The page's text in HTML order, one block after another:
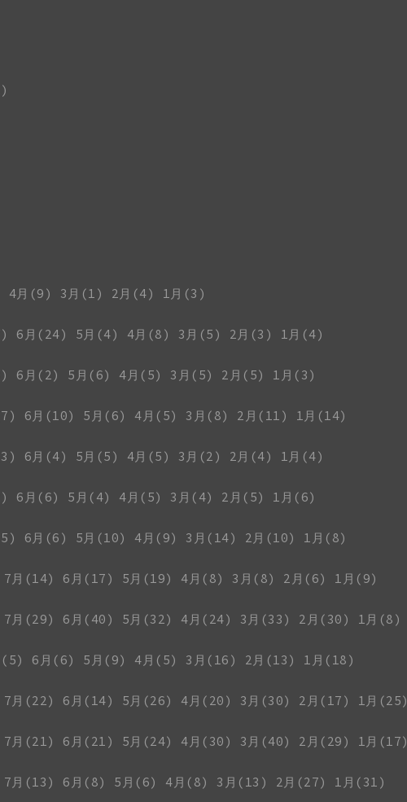
4月(9) 3月(1) 2月(4)
1月(3)
6月(24) 5月(4) 4月(8) 3月(5) 2月(3)
1月(4)
6月(2) 5月(6) 4月(5) 3月(5) 2月(5)
1月(3)
6月(10) 5月(6) 4月(5) 3月(8) 2月(11)
1月(14)
6月(4) 5月(5) 4月(5) 3月(2) 2月(4)
1月(4)
6月(6) 5月(4) 4月(5) 3月(4) 2月(5)
1月(6)
6月(6) 5月(10) 4月(9) 3月(14) 2月(10)
1月(8)
7月(14) 6月(17) 5月(19) 4月(8) 3月(8) 2月(6)
1月(9)
7月(29) 6月(40) 5月(32) 4月(24) 3月(33) 2月(30)
1月(8)
(5) 6月(6) 5月(9) 4月(5) 3月(16) 2月(13)
1月(18)
7月(22) 6月(14) 5月(26) 4月(20) 3月(30) 2月(17)
1月(25)
7月(21) 6月(21) 5月(24) 4月(30) 3月(40) 2月(29)
1月(17)
7月(13) 6月(8) 5月(6) 4月(8) 3月(13) 2月(27)
1月(31)